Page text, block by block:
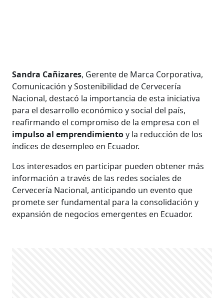
Sandra Cañizares, Gerente de Marca Corporativa,
Comunicación y Sostenibilidad de Cervecería
Nacional, destacó la importancia de esta iniciativa
para el desarrollo económico y social del país,
reafirmando el compromiso de la empresa con el
impulso al emprendimientoy la reducción de los
índices de desempleo en Ecuador.
Los interesados en participar pueden obtener más
información a través de las redes sociales de
Cervecería Nacional, anticipando un evento que
promete ser fundamental para la consolidación y
expansión de negocios emergentes en Ecuador.